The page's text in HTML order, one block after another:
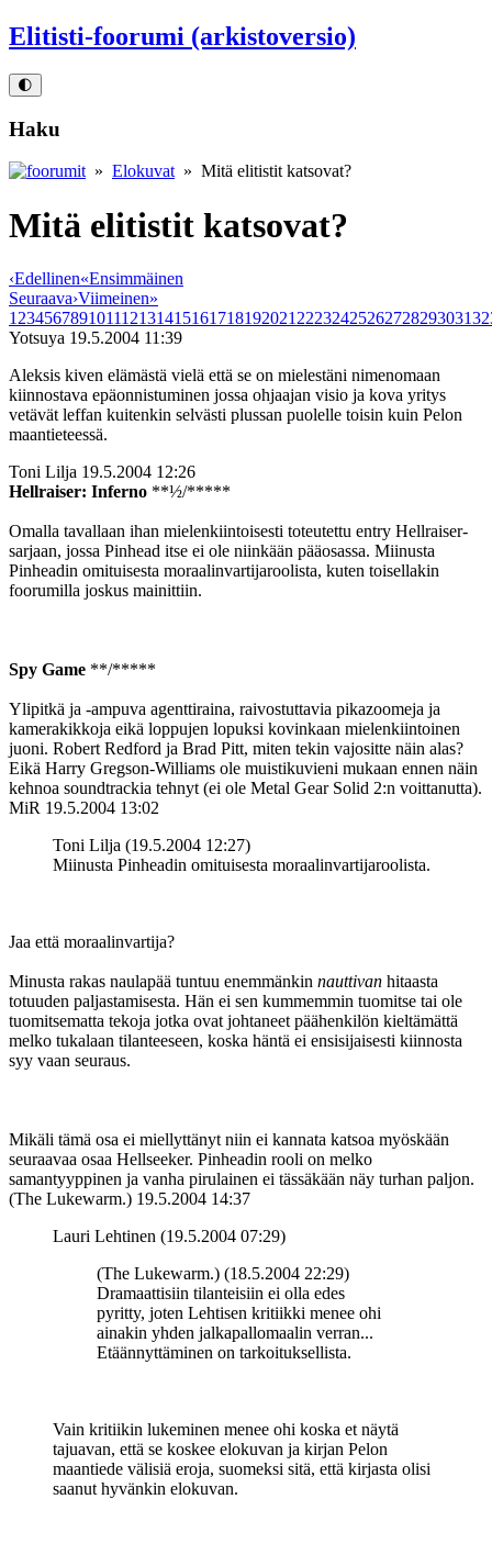
Elitisti-foorumi (arkistoversio)
🌓
Haku
» Elokuvat » Mitä elitistit katsovat?
Mitä elitistit katsovat?
‹Edellinen«Ensimmäinen
Seuraava›Viimeinen»
1 23456789101112131415161718192021 2223242526272829303132
Yotsuya 19.5.2004 11:39
Aleksis kiven elämästä vielä että se on mielestäni nimenomaan
kiinnostava epäonnistuminen jossa ohjaajan visio ja kova yritys
vetävät leffan kuitenkin selvästi plussan puolelle toisin kuin Pelon
maantieteessä.
Toni Lilja 19.5.2004 12:26
Hellraiser: Inferno **½/*****
Omalla tavallaan ihan mielenkiintoisesti toteutettu entry Hellraiser-
sarjaan, jossa Pinhead itse ei ole niinkään pääosassa. Miinusta
Pinheadin omituisesta moraalinvartijaroolista, kuten toisellakin
foorumilla joskus mainittiin.
Spy Game **/*****
Ylipitkä ja ‑ampuva agenttiraina, raivostuttavia pikazoomeja ja
kamerakikkoja eikä loppujen lopuksi kovinkaan mielenkiintoinen
juoni. Robert Redford ja Brad Pitt, miten tekin vajositte näin alas?
Eikä Harry Gregson-Williams ole muistikuvieni mukaan ennen näin
kehnoa soundtrackia tehnyt (ei ole Metal Gear Solid 2:n voittanutta).
MiR 19.5.2004 13:02
Toni Lilja (19.5.2004 12:27)
Miinusta Pinheadin omituisesta moraalinvartijaroolista.
Jaa että moraalinvartija?
Minusta rakas naulapää tuntuu enemmänkin nauttivan hitaasta
totuuden paljastamisesta. Hän ei sen kummemmin tuomitse tai ole
tuomitsematta tekoja jotka ovat johtaneet päähenkilön kieltämättä
melko tukalaan tilanteeseen, koska häntä ei ensisijaisesti kiinnosta
syy vaan seuraus.
Mikäli tämä osa ei miellyttänyt niin ei kannata katsoa myöskään
seuraavaa osaa Hellseeker. Pinheadin rooli on melko
samantyyppinen ja vanha pirulainen ei tässäkään näy turhan paljon.
(The Lukewarm.) 19.5.2004 14:37
Lauri Lehtinen (19.5.2004 07:29)
(The Lukewarm.) (18.5.2004 22:29)
Dramaattisiin tilanteisiin ei olla edes
pyritty, joten Lehtisen kritiikki menee ohi
ainakin yhden jalkapallomaalin verran...
Etäännyttäminen on tarkoituksellista.
Vain kritiikin lukeminen menee ohi koska et näytä
tajuavan, että se koskee elokuvan ja kirjan Pelon
maantiede välisiä eroja, suomeksi sitä, että kirjasta olisi
saanut hyvänkin elokuvan.